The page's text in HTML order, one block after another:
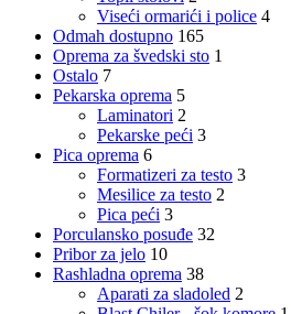
Viseći ormarići i police 4
Odmah dostupno 165
Oprema za švedski sto 1
Ostalo 7
Pekarska oprema 5
Laminatori 2
Pekarske peći 3
Pica oprema 6
Formatizeri za testo 3
Mesilice za testo 2
Pica peći 3
Porculansko posuđe 32
Pribor za jelo 10
Rashladna oprema 38
Aparati za sladoled 2